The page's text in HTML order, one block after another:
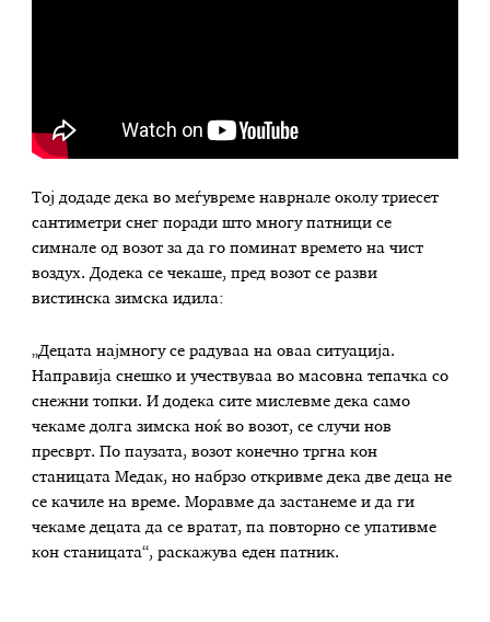
Тој додаде дека во меѓувреме наврнале околу триесет
сантиметри снег поради што многу патници се
симнале од возот за да го поминат времето на чист
воздух. Додека се чекаше, пред возот се разви
вистинска зимска идила:
„Децата најмногу се радуваа на оваа ситуација.
Направија снешко и учествуваа во масовна тепачка со
снежни топки. И додека сите мислевме дека само
чекаме долга зимска ноќ во возот, се случи нов
пресврт. По паузата, возот конечно тргна кон
станицата Медак, но набрзо откривме дека две деца не
се качиле на време. Моравме да застанеме и да ги
чекаме децата да се вратат, па повторно се упативме
кон станицата“, раскажува еден патник.